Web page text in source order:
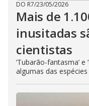
DO R7/23/05/2026
Mais de
inusitadas
cientistas
‘Tubarão-fantasma’
algumas das